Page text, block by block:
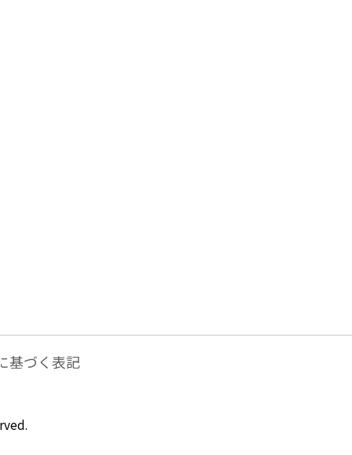
基づく表記